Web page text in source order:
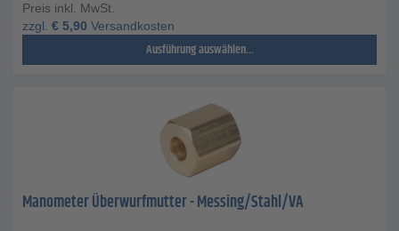
Preis inkl. MwSt.
zzgl. € 5,90 Versandkosten
Ausführung auswählen...
Manometer Überwurfmutter - Messing/Stahl/VA